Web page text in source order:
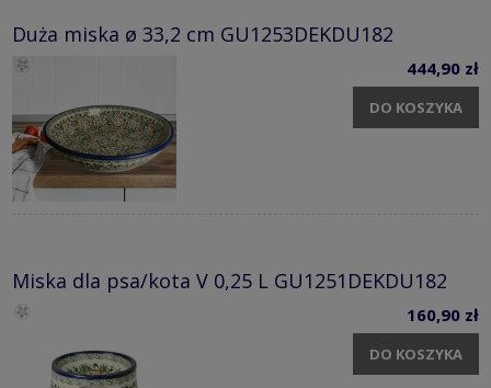
Duża miska ø 33,2 cm GU1253DEKDU182
444,90 zł
DO KOSZYKA
Miska dla psa/kota V 0,25 L GU1251DEKDU182
160,90 zł
DO KOSZYKA